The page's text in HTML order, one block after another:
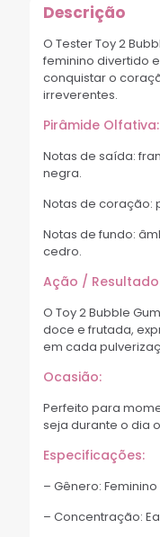
Descrição
O Tester Toy 2
feminino divertido
conquistar o
irreverentes.
Pirâmide Olfativa:
Notas de saída:
negra.
Notas de coração:
Notas de fundo:
cedro.
Ação /
O Toy 2 Bubble
doce e frutada,
em cada
Ocasião:
Perfeito para
seja durante o dia
Especificações:
– Gênero: Feminino
– Concentração: